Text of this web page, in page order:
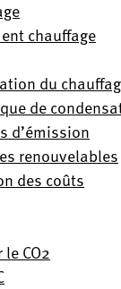
chauffage
du
de
d’émission
renouvelables
des coûts
CO2